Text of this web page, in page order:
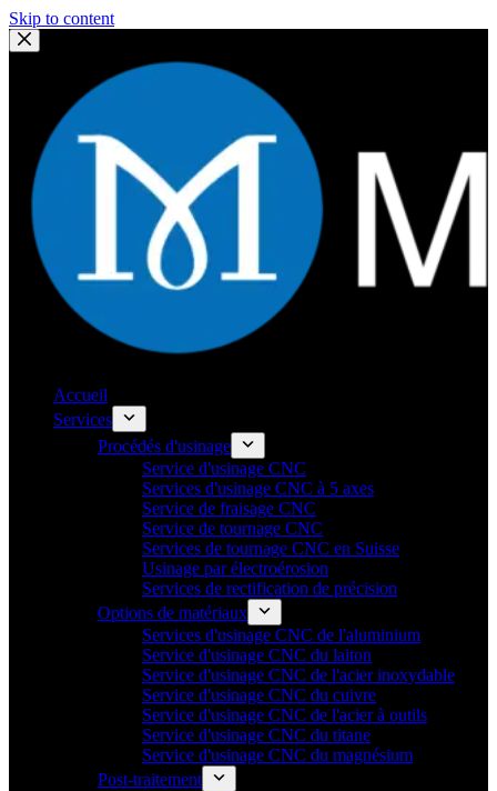
Skip to content
Accueil
Services
Procédés d'usinage
Service d'usinage CNC
Services d'usinage CNC à 5 axes
Service de fraisage CNC
Service de tournage CNC
Services de tournage CNC en Suisse
Usinage par électroérosion
Services de rectification de précision
Options de matériaux
Services d'usinage CNC de l'aluminium
Service d'usinage CNC du laiton
Service d'usinage CNC de l'acier inoxydable
Service d'usinage CNC du cuivre
Service d'usinage CNC de l'acier à outils
Service d'usinage CNC du titane
Service d'usinage CNC du magnésium
Post-traitement